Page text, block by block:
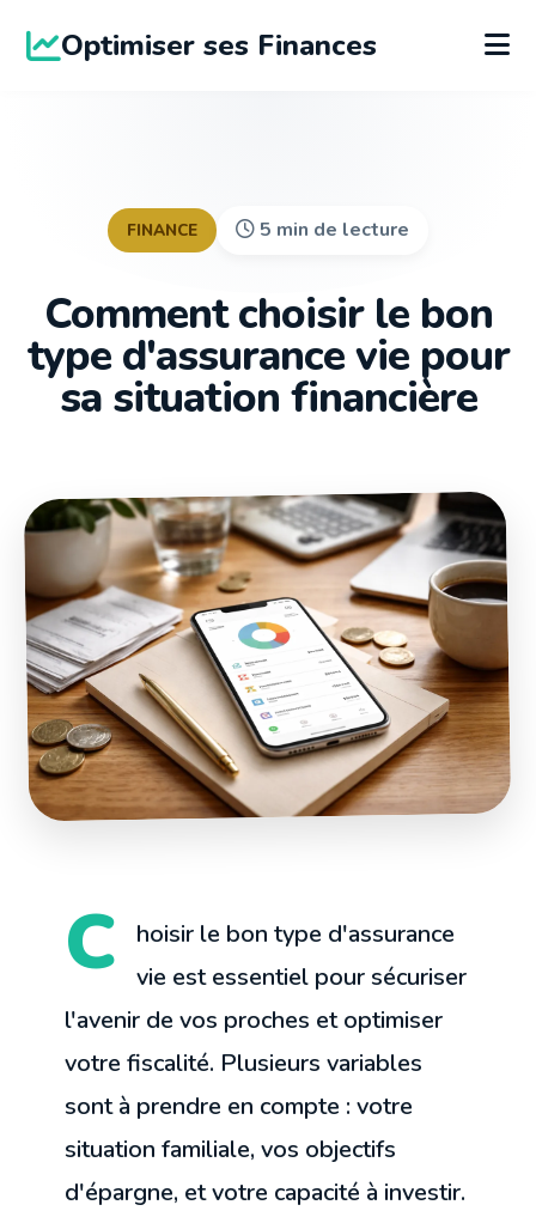
Optimiser ses Finances
FINANCE 5 min de lecture
Comment choisir le bon
type d'assurance vie pour
sa situation financière
C
hoisir le bon type d'assurance
vie est essentiel pour sécuriser
l'avenir de vos proches et optimiser
votre fiscalité. Plusieurs variables
sont à prendre en compte : votre
situation familiale, vos objectifs
d'épargne, et votre capacité à investir.